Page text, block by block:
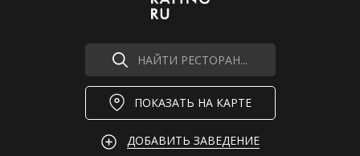
НАЙТИ РЕСТОРАН...
ПОКАЗАТЬ НА КАРТЕ
ДОБАВИТЬ ЗАВЕДЕНИЕ